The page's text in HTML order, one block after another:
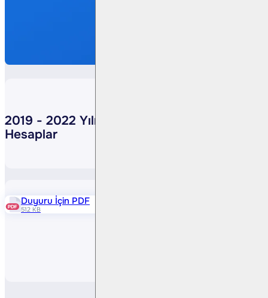
2019 - 2022 Yılında Devredilecek
Hesaplar
Duyuru İçin PDF
512 KB